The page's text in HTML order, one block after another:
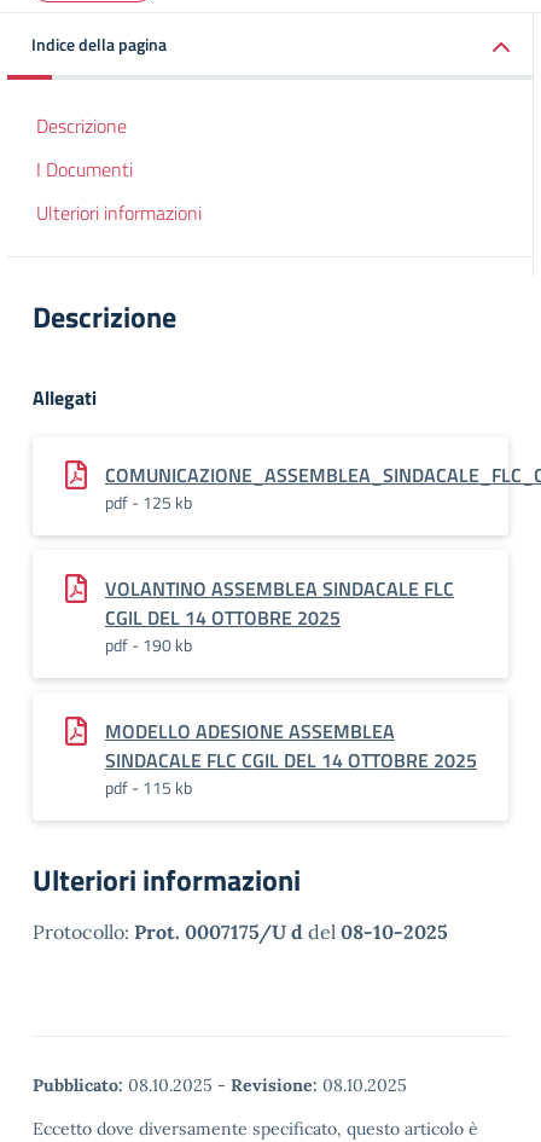
Indice della pagina
Descrizione
I Documenti
Ulteriori informazioni
Descrizione
Allegati
pdf - 125 kb
VOLANTINO ASSEMBLEA SINDACALE FLC
CGIL DEL 14 OTTOBRE 2025
pdf - 190 kb
MODELLO ADESIONE ASSEMBLEA
SINDACALE FLC CGIL DEL 14 OTTOBRE 2025
pdf - 115 kb
Ulteriori informazioni
Protocollo: Prot. 0007175/U d del 08-10-2025
Pubblicato: 08.10.2025 - Revisione: 08.10.2025
Eccetto dove diversamente specificato, questo articolo è